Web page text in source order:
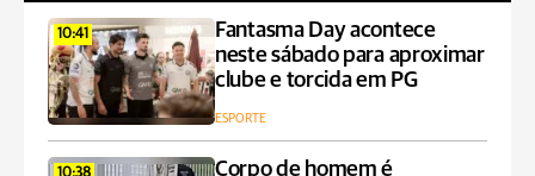
10:41
Fantasma Day acontece
neste sábado para aproximar
clube e torcida em PG
ESPORTE
Corpo de homem é